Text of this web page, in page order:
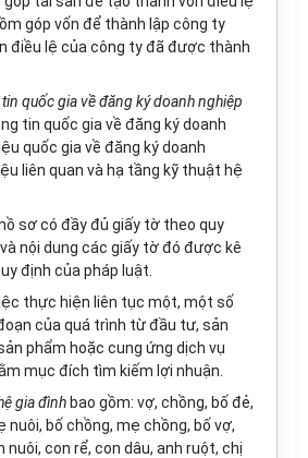
góp vốn để thành lập công ty
điều lệ của công ty đã được thành
quốc gia về đăng ký doanh nghiệp
tin quốc gia về đăng ký doanh
quốc gia về đăng ký doanh
liên quan và hạ tầng kỹ thuật hệ
sơ có đầy đủ giấy tờ theo quy
nội dung các giấy tờ đó được kê
định của pháp luật.
thực hiện liên tục một, một số
của quá trình từ đầu tư, sản
phẩm hoặc cung ứng dịch vụ
mục đích tìm kiếm lợi nhuận.
gia đình bao gồm: vợ, chồng, bố đẻ,
nuôi, bố chồng, mẹ chồng, bố vợ,
nuôi, con rể, con dâu, anh ruột, chị